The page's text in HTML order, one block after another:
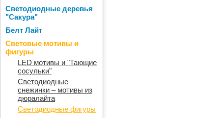
Светодиодные деревья
"Сакура"
Белт Лайт
Световые мотивы и
фигуры
LED мотивы и "Тающие
сосульки"
Светодиодные
снежинки – мотивы из
дюралайта
Светодиодные фигуры